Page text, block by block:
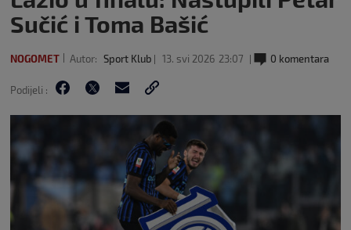
Sučić i Toma Bašić
NOGOMET Autor: Sport Klub 13. svi 2026 23:07 0 komentara
Podijeli :